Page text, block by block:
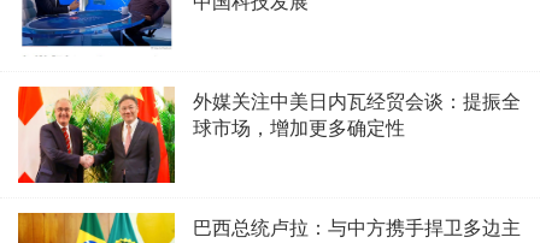
外媒关注中美日内瓦经贸会谈：提振全
球市场，增加更多确定性
巴西总统卢拉：与中方携手捍卫多边主